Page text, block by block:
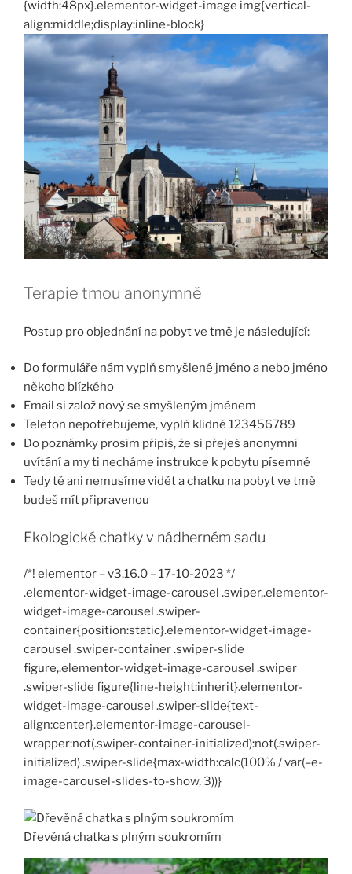
{width:48px}.elementor-widget-image img{vertical-
align:middle;display:inline-block}
Terapie tmou anonymně
Postup pro objednání na pobyt ve tmě je následující:
Do formuláře nám vyplň smyšlené jméno a nebo jméno
někoho blízkého
Email si založ nový se smyšleným jménem
Telefon nepotřebujeme, vyplň klidně 123456789
Do poznámky prosím připiš, že si přeješ anonymní
uvítání a my ti necháme instrukce k pobytu písemně
Tedy tě ani nemusíme vidět a chatku na pobyt ve tmě
budeš mít připravenou
Ekologické chatky v nádherném sadu
/*! elementor – v3.16.0 – 17-10-2023 */
.elementor-widget-image-carousel .swiper,.elementor-
widget-image-carousel .swiper-
container{position:static}.elementor-widget-image-
carousel .swiper-container .swiper-slide
figure,.elementor-widget-image-carousel .swiper
.swiper-slide figure{line-height:inherit}.elementor-
widget-image-carousel .swiper-slide{text-
align:center}.elementor-image-carousel-
wrapper:not(.swiper-container-initialized):not(.swiper-
initialized) .swiper-slide{max-width:calc(100% / var(–e-
image-carousel-slides-to-show, 3))}
Dřevěná chatka s plným soukromím